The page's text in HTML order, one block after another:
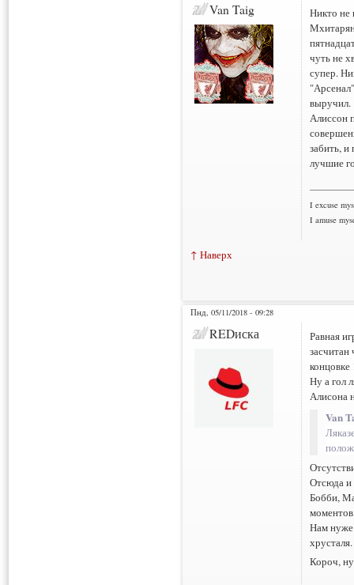
Van Taig
Никто не
чуть не
супер.
выручил.
Алиссон
забить, и
лучшие
I excuse
I amuse
↑ Наверх
Пнд, 05/11/2018 - 09:28
REDиска
Равная
концовке
Ну а гол
Алисона
Van
Отсюда и
Бобби,
Нам нуже
хрусталя.
Короч,